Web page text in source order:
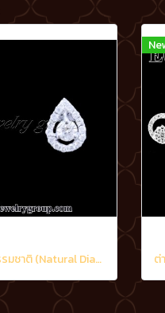
ต่างหูเพชรแท้ธรรมชาติ (Natural Diamonds) 0.60 Ct.